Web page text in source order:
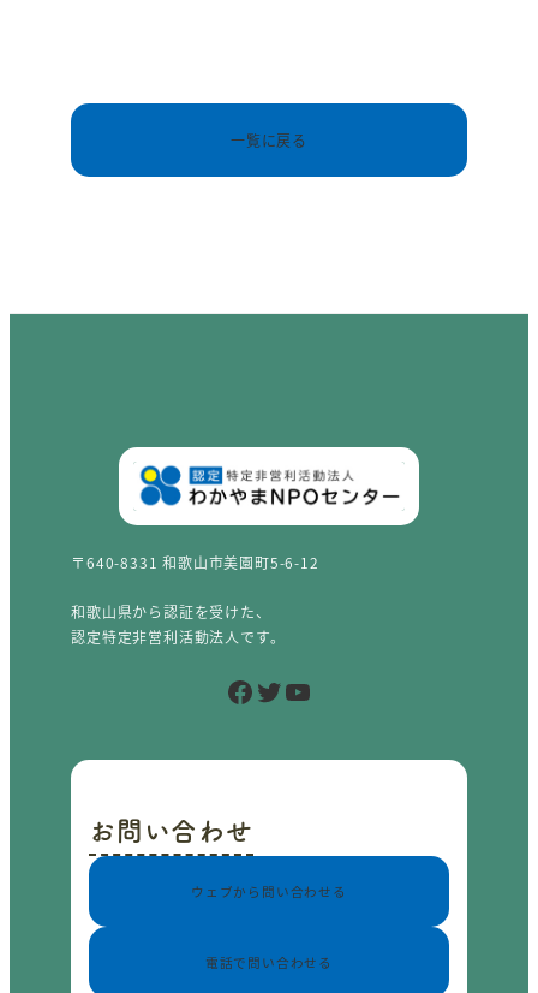
一覧に戻る
〒640-8331 和歌山市美園町5-6-12
和歌山県から認証を受けた、
認定特定非営利活動法人です。
Facebook Twitter YouTube
お問い合わせ
ウェブから問い合わせる
電話で問い合わせる